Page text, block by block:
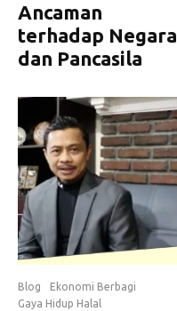
Ancaman
terhadap Negara
dan Pancasila
Blog
Ekonomi Berbagi
Gaya Hidup Halal